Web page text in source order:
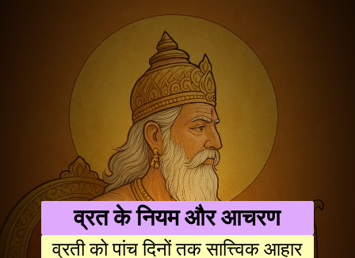
व्रत के नियम और आचरण
व्रती को पांच दिनों तक सात्त्विक आहार